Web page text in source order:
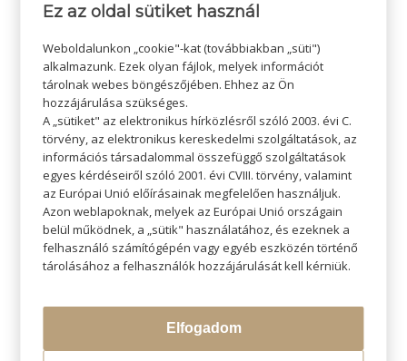
KERESÉS
LEGÚJABB BLOGOK
Ez az oldal sütiket használ
Weboldalunkon „cookie"-kat (továbbiakban „süti")
alkalmazunk. Ezek olyan fájlok, melyek információt
tárolnak webes böngészőjében. Ehhez az Ön
hozzájárulása szükséges.
A „sütiket" az elektronikus hírközlésről szóló 2003. évi C.
törvény, az elektronikus kereskedelmi szolgáltatások, az
információs társadalommal összefüggő szolgáltatások
egyes kérdéseiről szóló 2001. évi CVIII. törvény, valamint
az Európai Unió előírásainak megfelelően használjuk.
Azon weblapoknak, melyek az Európai Unió országain
belül működnek, a „sütik" használatához, és ezeknek a
felhasználó számítógépén vagy egyéb eszközén történő
tárolásához a felhasználók hozzájárulását kell kérniük.
Elfogadom